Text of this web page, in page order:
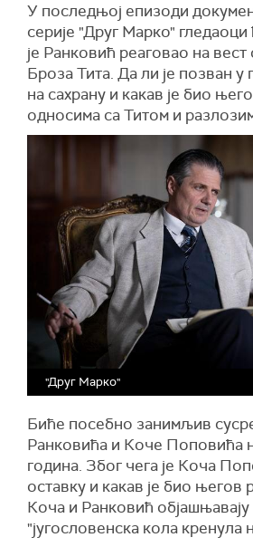
У последњој епизоди
серије "Друг Марко"
је Ранковић реаговао на
Броза Тита. Да ли је позван у
на сахрану и какав је био
односима са Титом и
"Друг Марко"
Биће посебно занимљив
Ранковића и Коче Поповића
година. Због чега је Коча
оставку и какав је био његов
Коча и Ранковић објашњавају
"југословенска кола кренула